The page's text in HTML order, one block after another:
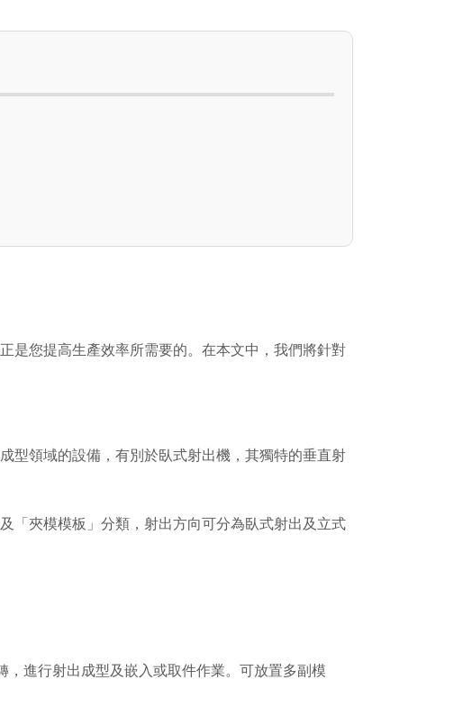
是您提高生產效率所需要的。在本文中，我們將針對
型領域的設備，有別於臥式射出機，其獨特的垂直射
「夾模模板」分類，射出方向可分為臥式射出及立式
進行射出成型及嵌入或取件作業。可放置多副模